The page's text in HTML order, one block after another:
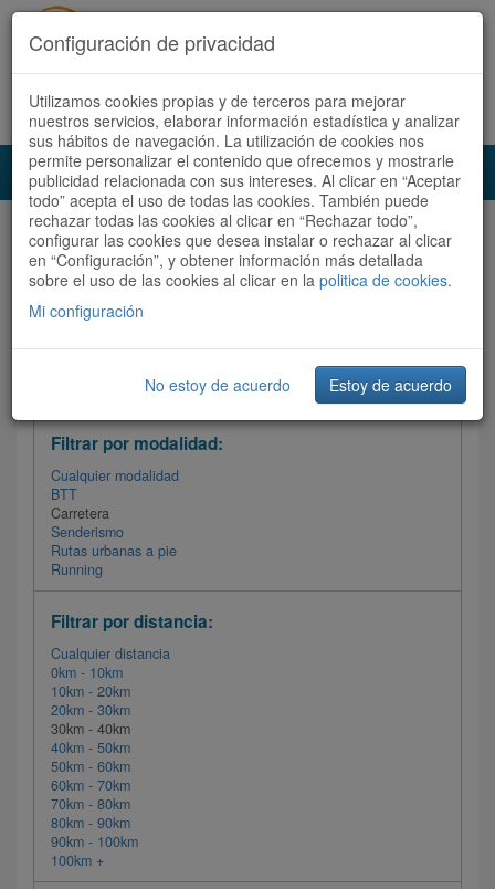
Acceder Registrate ahora Español | Català
Audioruta Todas las rutas
Todas las rutas Ordenar por:Más recientes
Filtrar las rutas
Filtrar por modalidad:
Cualquier modalidad
BTT
Carretera
Senderismo
Rutas urbanas a pie
Running
Filtrar por distancia:
Cualquier distancia
0km - 10km
10km - 20km
20km - 30km
30km - 40km
40km - 50km
50km - 60km
60km - 70km
70km - 80km
80km - 90km
90km - 100km
100km +
Configuración de privacidad
Utilizamos cookies propias y de terceros para mejorar
nuestros servicios, elaborar información estadística y analizar
sus hábitos de navegación. La utilización de cookies nos
permite personalizar el contenido que ofrecemos y mostrarle
publicidad relacionada con sus intereses. Al clicar en “Aceptar
todo” acepta el uso de todas las cookies. También puede
rechazar todas las cookies al clicar en “Rechazar todo”,
configurar las cookies que desea instalar o rechazar al clicar
en “Configuración”, y obtener información más detallada
sobre el uso de las cookies al clicar en la politica de cookies.
Mi configuración
No estoy de acuerdo Estoy de acuerdo